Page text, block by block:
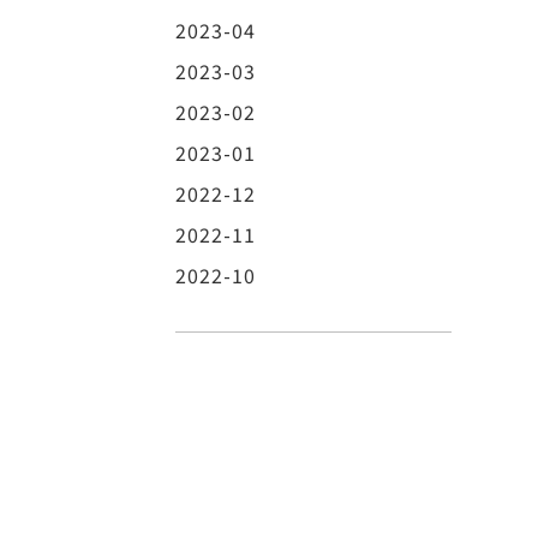
2023-04
2023-03
2023-02
2023-01
2022-12
2022-11
2022-10